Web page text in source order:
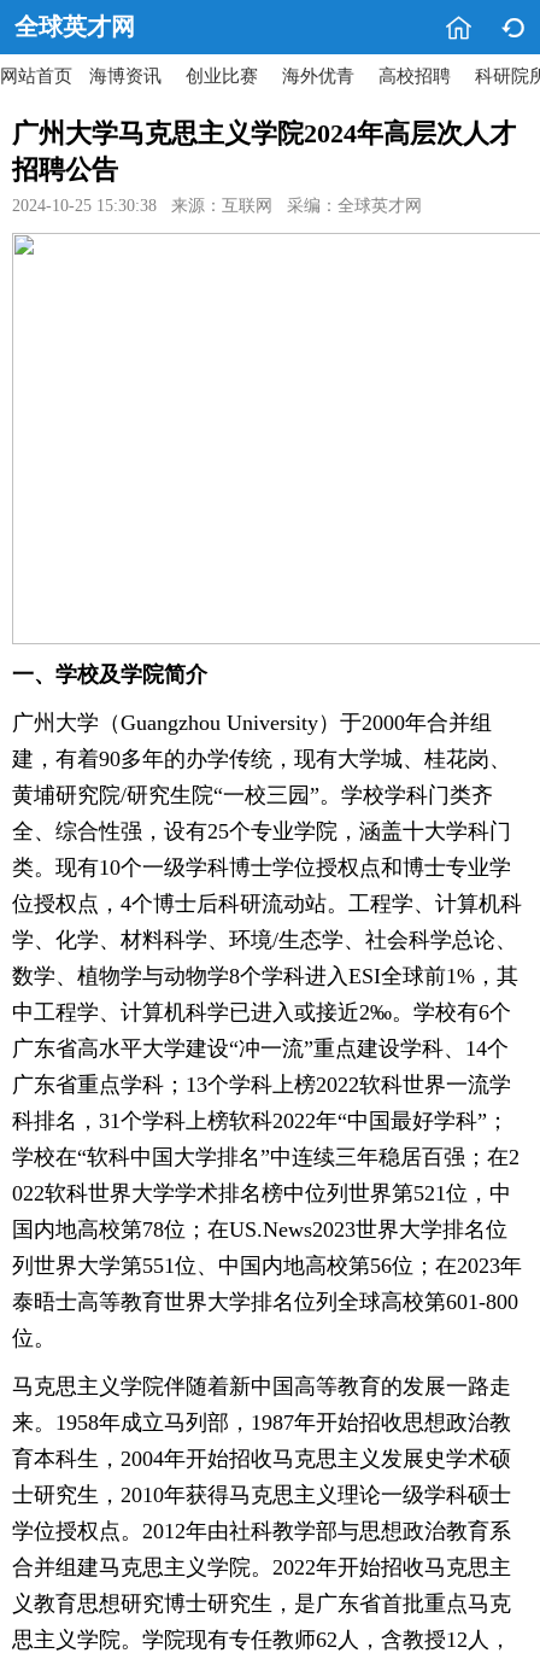
全球英才网  
网站首页 海博资讯 创业比赛 海外优青 高校招聘 科研院
广州大学马克思主义学院2024年高层次人才
招聘公告
2024-10-25 15:30:38 来源：互联网 采编：全球英才网
一、学校及学院简介
广州大学（Guangzhou University）于2000年合并组
建，有着90多年的办学传统，现有大学城、桂花岗、
黄埔研究院/研究生院“一校三园”。学校学科门类齐
全、综合性强，设有25个专业学院，涵盖十大学科门
类。现有10个一级学科博士学位授权点和博士专业学
位授权点，4个博士后科研流动站。工程学、计算机科
学、化学、材料科学、环境/生态学、社会科学总论、
数学、植物学与动物学8个学科进入ESI全球前1%，其
中工程学、计算机科学已进入或接近2‰。学校有6个
广东省高水平大学建设“冲一流”重点建设学科、14个
广东省重点学科；13个学科上榜2022软科世界一流学
科排名，31个学科上榜软科2022年“中国最好学科”；
学校在“软科中国大学排名”中连续三年稳居百强；在2
022软科世界大学学术排名榜中位列世界第521位，中
国内地高校第78位；在US.News2023世界大学排名位
列世界大学第551位、中国内地高校第56位；在2023年
泰晤士高等教育世界大学排名位列全球高校第601-800
位。
马克思主义学院伴随着新中国高等教育的发展一路走
来。1958年成立马列部，1987年开始招收思想政治教
育本科生，2004年开始招收马克思主义发展史学术硕
士研究生，2010年获得马克思主义理论一级学科硕士
学位授权点。2012年由社科教学部与思想政治教育系
合并组建马克思主义学院。2022年开始招收马克思主
义教育思想研究博士研究生，是广东省首批重点马克
思主义学院。学院现有专任教师62人，含教授12人，